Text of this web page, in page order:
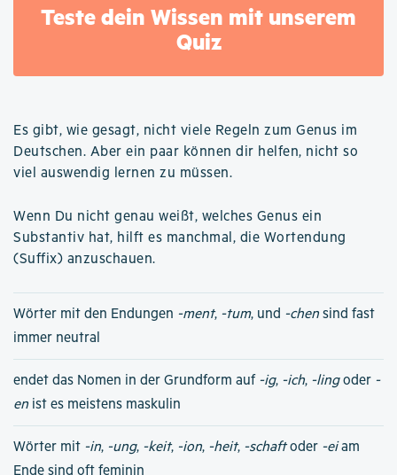
Teste dein Wissen mit unserem
Quiz
Es gibt, wie gesagt, nicht viele Regeln zum Genus im
Deutschen. Aber ein paar können dir helfen, nicht so
viel auswendig lernen zu müssen.
Wenn Du nicht genau weißt, welches Genus ein
Substantiv hat, hilft es manchmal, die Wortendung
(Suffix) anzuschauen.
Wörter mit den Endungen -ment, -tum, und -chen sind fast
immer neutral
endet das Nomen in der Grundform auf -ig, -ich, -lingoder -
en ist es meistens maskulin
Wörter mit -in, -ung, -keit, -ion, -heit, -schaftoder -eiam
Ende sind oft feminin